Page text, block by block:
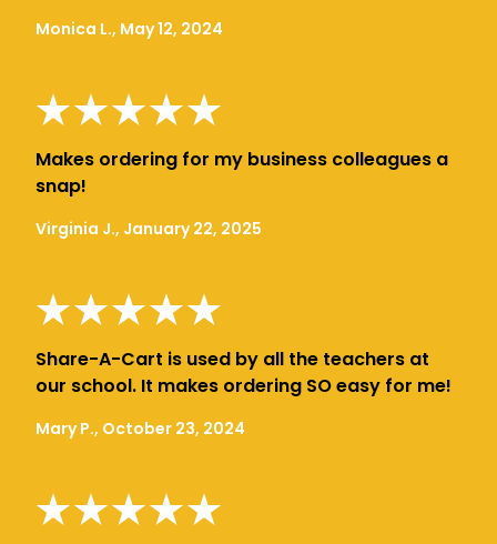
Monica L., May 12, 2024
Makes ordering for my business colleagues a
snap!
Virginia J., January 22, 2025
Share-A-Cart is used by all the teachers at
our school. It makes ordering SO easy for me!
Mary P., October 23, 2024